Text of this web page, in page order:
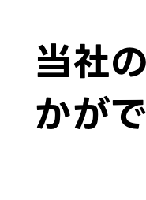
当社
かが